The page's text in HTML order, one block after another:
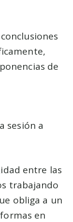
de
sesión a
entre las
trabajando
obliga a un
en